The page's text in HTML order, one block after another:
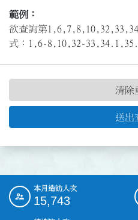
範例：
欲查詢第
式：1,6-8,10,32-
送出
清除
::: 本月造訪人次
15,743